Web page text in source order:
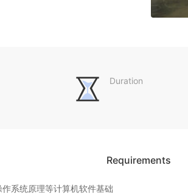
Duration
Requirements
系统原理等计算机软件基础